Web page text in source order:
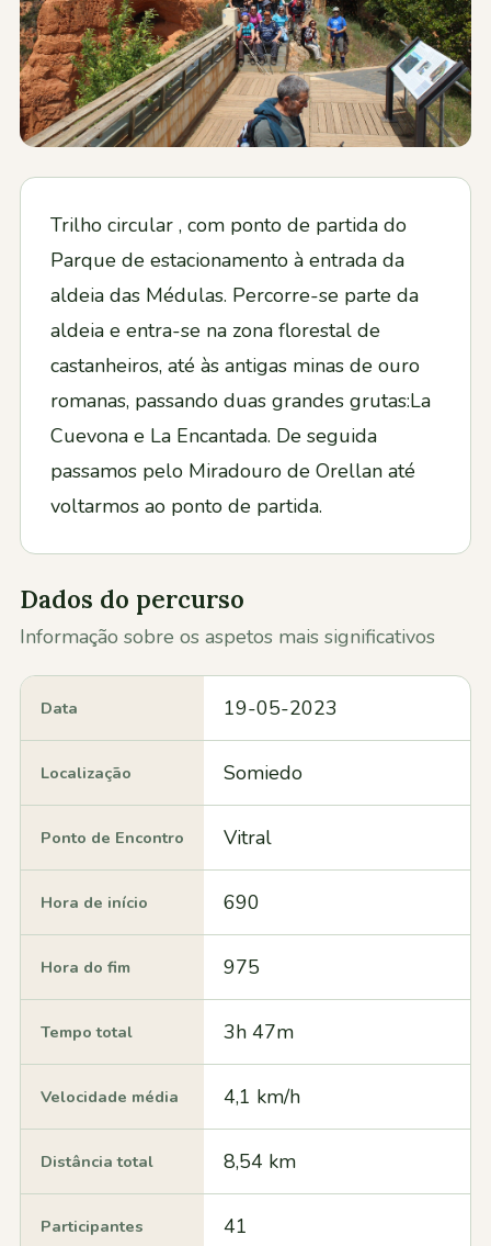
Trilho circular , com ponto de partida do
Parque de estacionamento à entrada da
aldeia das Médulas. Percorre-se parte da
aldeia e entra-se na zona florestal de
castanheiros, até às antigas minas de ouro
romanas, passando duas grandes grutas:La
Cuevona e La Encantada. De seguida
passamos pelo Miradouro de Orellan até
voltarmos ao ponto de partida.
Dados do percurso
Informação sobre os aspetos mais significativos
Data 19-05-2023
Localização Somiedo
Ponto de Encontro Vitral
Hora de início 690
Hora do fim 975
Tempo total 3h 47m
Velocidade média 4,1 km/h
Distância total 8,54 km
Participantes 41